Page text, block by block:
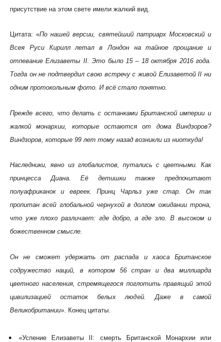
присутствие на этом свете имели жалкий вид.
Цитата: «По нашей версии, святейший патриарх Московский и
Всея Руси Кирилл летал в Лондон на тайное прощание и
отпевание Елизаветы II. Это было 15 – 18 октября 2016 года.
Тогда он не подтвердил свою встречу с живой Елизаветой II ни
одним протокольным фото. И всё стало понятно.
Прежде всего, что делать с останками Британской империи и
жалкой монархии, которые остаются от дома Виндзоров?
Виндзоров, которые 99 лет тому назад возникли из ниоткуда!
Наследники, явно из глобалистов, путались с цветными. Как
принцесса Диана. Её детишки также предпочитают
полуафриканок и евреек. Принц Чарльз уже стар. Он так
пропитан всей глобальной чернухой в долгом ожидании трона,
что уже плохо различает: где добро, а где зло. В высоком и
божественном смысле.
Он не сможет удержать от распада и хаоса Британское
содружество наций, в котором 56 стран и два миллиарда
цветного населения, стремящегося поглотить правящий этой
цивилизацией остаток белых людей. Даже в самой
Великобритании». Конец цитаты.
«Успение Елизаветы II: смерть Британской Монархии или